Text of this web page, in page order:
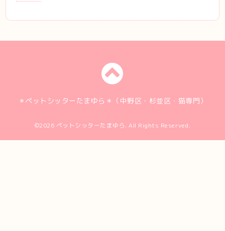
＊ペットシッターたまゆら＊（中野区・杉並区・猫専門）
©2026 ペットシッターたまゆら. All Rights Reserved.